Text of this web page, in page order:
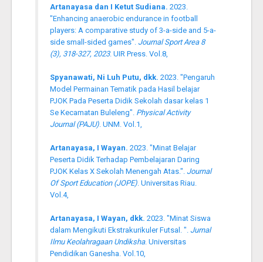
Artanayasa dan I Ketut Sudiana. 2023.
"Enhancing anaerobic endurance in football
players: A comparative study of 3-a-side and 5-a-
side small-sided games". Journal Sport Area 8
(3), 318-327, 2023. UIR Press. Vol.8,
Spyanawati, Ni Luh Putu, dkk. 2023. "Pengaruh
Model Permainan Tematik pada Hasil belajar
PJOK Pada Peserta Didik Sekolah dasar kelas 1
Se Kecamatan Buleleng". Physical Activity
Journal (PAJU). UNM. Vol.1,
Artanayasa, I Wayan. 2023. "Minat Belajar
Peserta Didik Terhadap Pembelajaran Daring
PJOK Kelas X Sekolah Menengah Atas.". Journal
Of Sport Education (JOPE). Universitas Riau.
Vol.4,
Artanayasa, I Wayan, dkk. 2023. "Minat Siswa
dalam Mengikuti Ekstrakurikuler Futsal. ". Jurnal
Ilmu Keolahragaan Undiksha. Universitas
Pendidikan Ganesha. Vol.10,